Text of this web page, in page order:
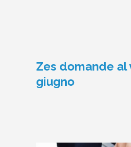
Zes domande al
giugno